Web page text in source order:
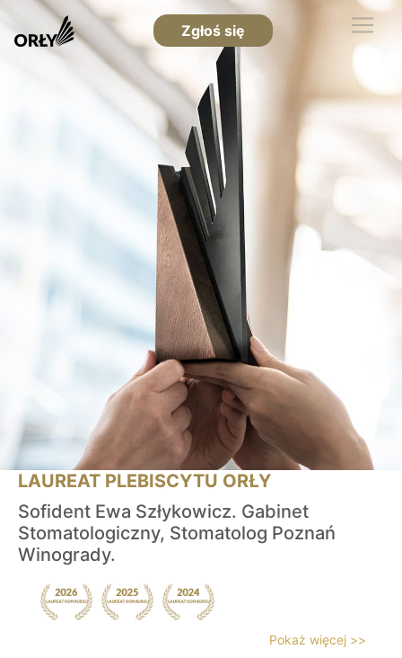
Zgłoś się
LAUREAT PLEBISCYTU ORŁY
Sofident Ewa Szłykowicz. Gabinet
Stomatologiczny, Stomatolog Poznań
Winogrady.
Pokaż więcej >>